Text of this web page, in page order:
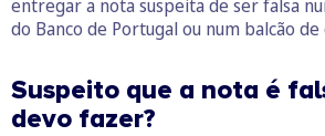
entregar a nota suspeita de ser falsa
do Banco de Portugal ou num balcão
Suspeito que a nota é
devo fazer?